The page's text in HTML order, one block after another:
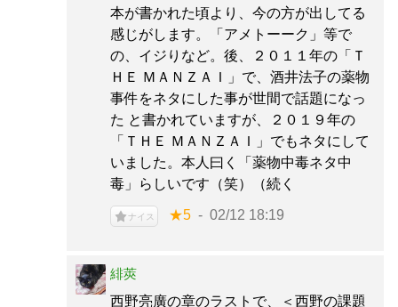
本が書かれた頃より、今の方が出してる
感じがします。「アメトーーク」等で
の、イジりなど。後、２０１１年の「Ｔ
ＨＥ ＭＡＮＺＡＩ」で、酒井法子の薬物
事件をネタにした事が世間で話題になっ
た と書かれていますが、２０１９年の
「ＴＨＥ ＭＡＮＺＡＩ」でもネタにして
いました。本人曰く「薬物中毒ネタ中
毒」らしいです（笑）（続く
ナイス ★5 02/12 18:19
緋莢
西野亮廣の章のラストで、＜西野の課題